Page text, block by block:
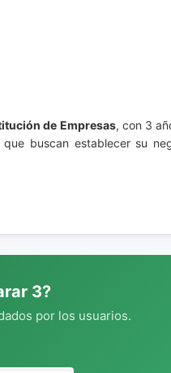
de Empresas, con 3
buscan establecer su
3?
por los usuarios.